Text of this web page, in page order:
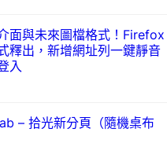
面與未來圖檔格式！Firefox
釋出，新增網址列一鍵靜音
入
– 拾光新分頁（隨機桌布